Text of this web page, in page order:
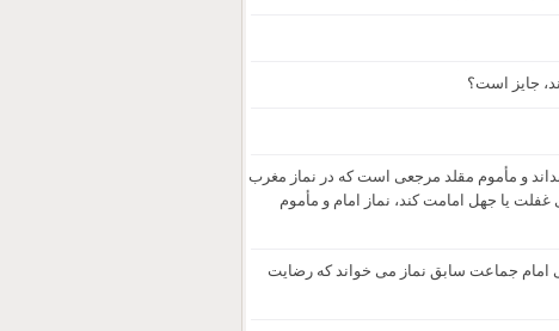
جایز است؟
و مأموم مقلد مرجعی است که در نماز مغرب
یا جهل امامت کند، نماز امام و مأموم
جماعت سابق نماز می خواند که رضایت